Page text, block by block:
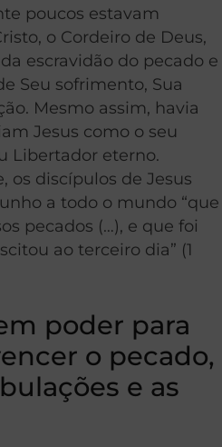
poucos estavam
o Cordeiro de Deus,
escravidão do pecado e
Seu sofrimento, Sua
Mesmo assim, havia
Jesus como o seu
Libertador eterno.
os discípulos de Jesus
a todo o mundo “que
pecados (…), e que foi
ao terceiro dia” (1
poder para
o pecado,
e as